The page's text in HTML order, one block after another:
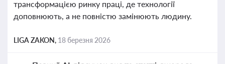
трансформацією ринку праці, де технології
доповнюють, а не повністю замінюють людину.
LIGA ZAKON, 18 березня 2026